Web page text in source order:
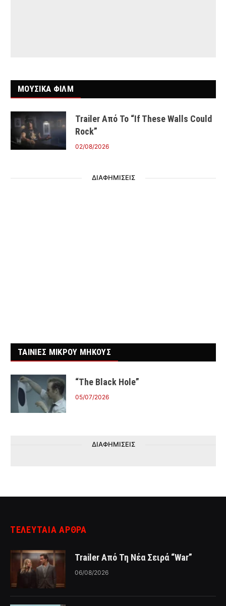
ΜΟΥΣΙΚΑ ΦΙΛΜ
Trailer Από Το “If These Walls Could
Rock”
02/08/2026
ΔΙΑΦΗΜΙΣΕΙΣ
ΤΑΙΝΙΕΣ ΜΙΚΡΟΥ ΜΗΚΟΥΣ
“The Black Hole”
05/07/2026
ΔΙΑΦΗΜΙΣΕΙΣ
ΤΕΛΕΥΤΑΙΑ ΑΡΘΡΑ
Trailer Από Τη Νέα Σειρά “War”
06/08/2026